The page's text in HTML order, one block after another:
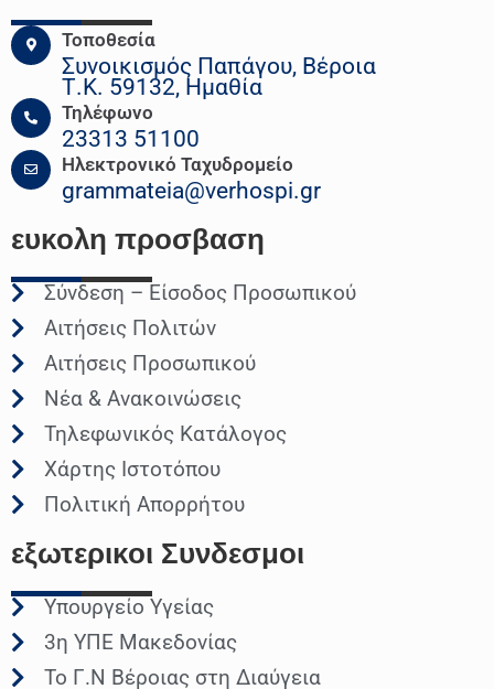
Τοποθεσία
Συνοικισμός Παπάγου, Βέροια
Τ.Κ. 59132, Ημαθία
Τηλέφωνο
23313 51100
Ηλεκτρονικό Ταχυδρομείο
grammateia@verhospi.gr
ευκολη προσβαση
Σύνδεση – Είσοδος Προσωπικού
Αιτήσεις Πολιτών
Αιτήσεις Προσωπικού
Νέα & Ανακοινώσεις
Τηλεφωνικός Κατάλογος
Χάρτης Ιστοτόπου
Πολιτική Απορρήτου
εξωτερικοι Συνδεσμοι
Υπουργείο Υγείας
3η ΥΠΕ Μακεδονίας
Το Γ.Ν Βέροιας στη Διαύγεια